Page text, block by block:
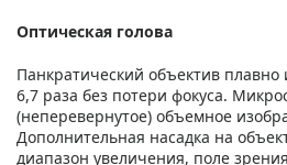
Оптическая голова
Панкратический объектив
6,7 раза без потери фокуса.
(неперевернутое) объемное
Дополнительная насадка на
диапазон увеличения, поле